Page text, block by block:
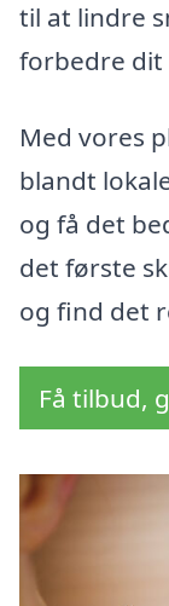
til at lindre
forbedre dit
Med vores
blandt
og få det
det første
og find det
Få tilbud,